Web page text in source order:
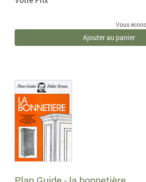
Vous
Ajouter au panier